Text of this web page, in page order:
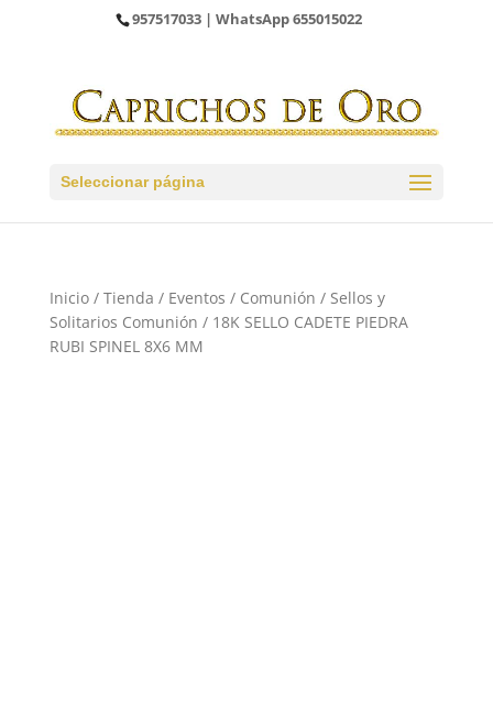
957517033 | WhatsApp655015022
Seleccionar página
Inicio/ Tienda / Eventos / Comunión / Sellos y
Solitarios Comunión / 18K SELLO CADETE PIEDRA
RUBI SPINEL 8X6 MM